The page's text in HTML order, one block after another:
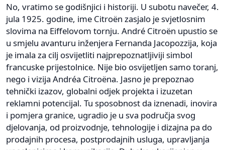
No, vratimo se godišnjici i historiji. U subotu navečer, 4.
jula 1925. godine, ime Citroën zasjalo je svjetlosnim
slovima na Eiffelovom tornju. André Citroën upustio se
u smjelu avanturu inženjera Fernanda Jacopozzija, koja
je imala za cilj osvijetliti najprepoznatljiviji simbol
francuske prijestolnice. Nije bio osvijetljen samo toranj,
nego i vizija Andréa Citroëna. Jasno je prepoznao
tehnički izazov, globalni odjek projekta i izuzetan
reklamni potencijal. Tu sposobnost da iznenadi, inovira
i pomjera granice, ugradio je u sva područja svog
djelovanja, od proizvodnje, tehnologije i dizajna pa do
prodajnih procesa, postprodajnih usluga, upravljanja